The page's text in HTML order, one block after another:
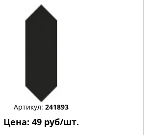
Артикул: 241893
Цена: 49 руб/шт.